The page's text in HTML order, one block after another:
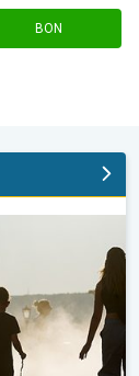
BON
Europe de